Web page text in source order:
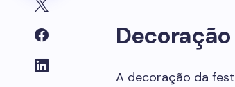
A decoração da